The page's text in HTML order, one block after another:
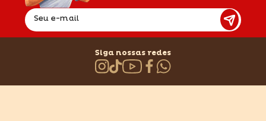
Seu e-mail
Siga nossas redes